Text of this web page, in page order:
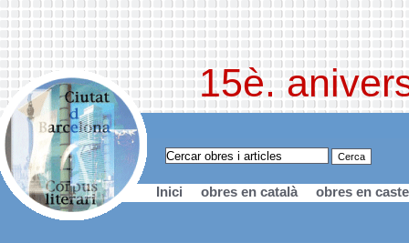
15è.
Inici obres en català obres en